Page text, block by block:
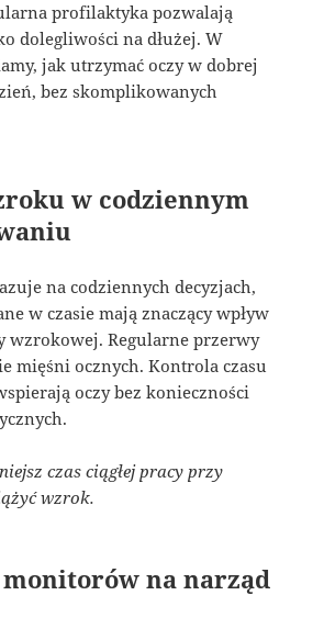
profilaktyka pozwalają
dolegliwości na dłużej. W
jak utrzymać oczy w dobrej
bez skomplikowanych
w codziennym
na codziennych decyzjach,
w czasie mają znaczący wpływ
wzrokowej. Regularne przerwy
mięśni ocznych. Kontrola czasu
oczy bez konieczności
czas ciągłej pracy przy
wzrok.
na narząd